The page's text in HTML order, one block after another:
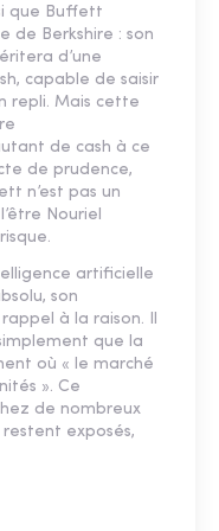
que Buffett
de Berkshire : son
d’une
capable de saisir
repli. Mais cette
de cash à ce
de prudence,
n’est pas un
Nouriel
artificielle
son
à la raison. Il
que la
où « le marché
». Ce
de nombreux
restent exposés,